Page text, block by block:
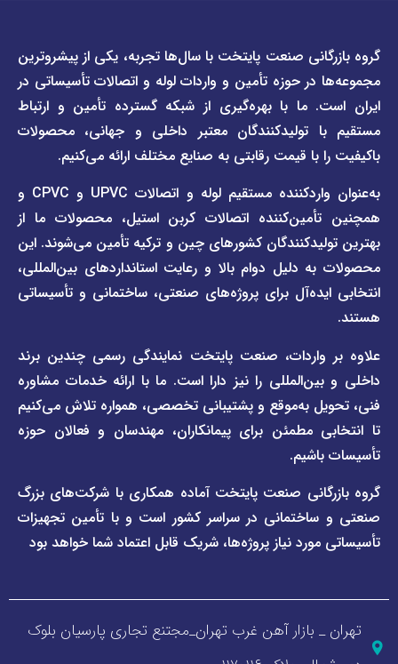
صنعت پایتخت با سال‌ها تجربه، یکی از پیشروترین
حوزه تأمین و واردات لوله و اتصالات تأسیساتی در
ما با بهره‌گیری از شبکه گسترده تأمین و ارتباط
تولیدکنندگان معتبر داخلی و جهانی، محصولات
با قیمت رقابتی به صنایع مختلف ارائه می‌کنیم.
به‌عنوان واردکننده مستقیم لوله و اتصالات UPVC و CPVC و
اتصالات کربن استیل، محصولات ما از
کشورهای چین و ترکیه تأمین می‌شوند. این
دلیل دوام بالا و رعایت استانداردهای بین‌المللی،
برای پروژه‌های صنعتی، ساختمانی و تأسیساتی
صنعت پایتخت نمایندگی رسمی چندین برند
را نیز دارا است. ما با ارائه خدمات مشاوره
به‌موقع و پشتیبانی تخصصی، همواره تلاش می‌کنیم
مطمئن برای پیمانکاران، مهندسان و فعالان حوزه
صنعت پایتخت آماده همکاری با شرکت‌های بزرگ
در سراسر کشور است و با تأمین تجهیزات
نیاز پروژه‌ها، شریک قابل اعتماد شما خواهد بود
دسترسی
سریع
صفحه
لیست
قیمت
صفحه
برند
صفحه
برند
فاراب
پول
دسترسی
سریع
درباره
ما
قوانین
و
مقررات
وبلاگ
خبری
بازار آهن غرب تهران_مجتنع تجاری پارسیان بلوک